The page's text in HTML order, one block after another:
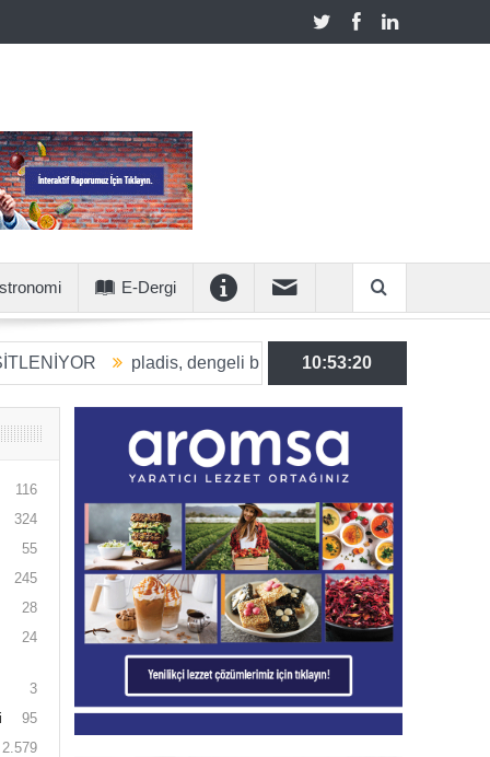
E-Dergi
pladis, dengeli beslenmeye katkı sunan ürün hacmini
10:53:21
116
324
55
245
28
24
3
95
2.579